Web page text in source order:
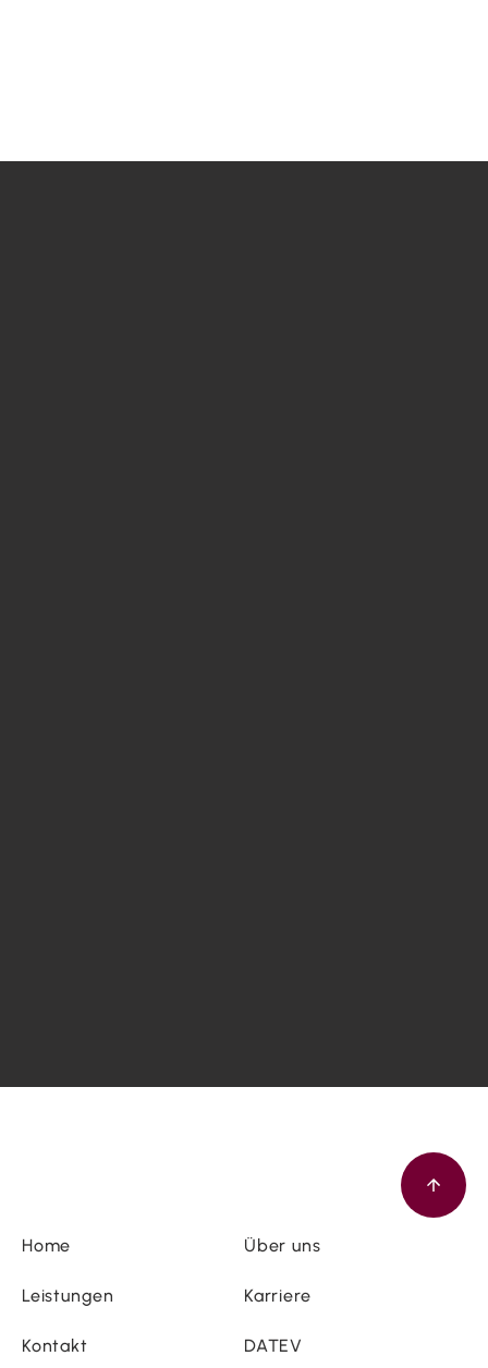
Home Über uns
Leistungen Karriere
Kontakt DATEV